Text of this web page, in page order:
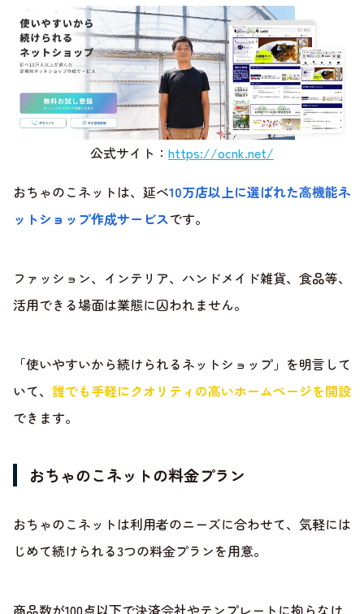
公式サイト： https://ocnk.net/
おちゃのこネットは、延べ10万店以上に選ばれた高機能ネ
ットショップ作成サービスです。
ファッション、インテリア、ハンドメイド雑貨、食品等、
活用できる場面は業態に囚われません。
「使いやすいから続けられるネットショップ」を明言して
いて、 誰でも手軽にクオリティの高いホームページを開設
できます。
おちゃのこネットの料金プラン
おちゃのこネットは利用者のニーズに合わせて、気軽には
じめて続けられる3つの料金プランを用意。
商品数が100点以下で決済会社やテンプレートに拘らなけ